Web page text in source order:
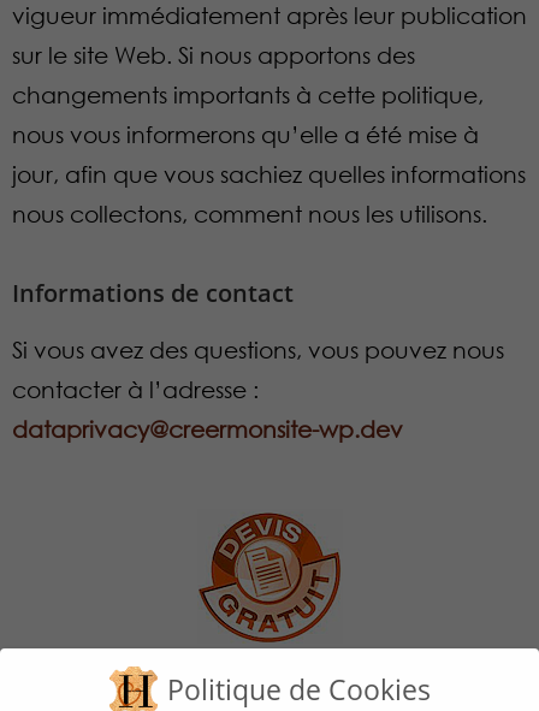
vigueur immédiatement après leur publication
sur le site Web. Si nous apportons des
changements importants à cette politique,
nous vous informerons qu’elle a été mise à
jour, afin que vous sachiez quelles informations
nous collectons, comment nous les utilisons.
Informations de contact
Si vous avez des questions, vous pouvez nous
contacter à l’adresse :
dataprivacy@creermonsite-wp.dev
Demandez votre devis gratuit
Politique de Cookies